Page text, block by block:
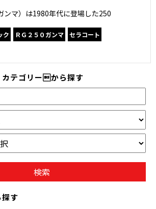
ンマ）は1980年代に登場した250
ク ＲＧ２５０ガンマ
セラコート
カテゴリーから探す
す